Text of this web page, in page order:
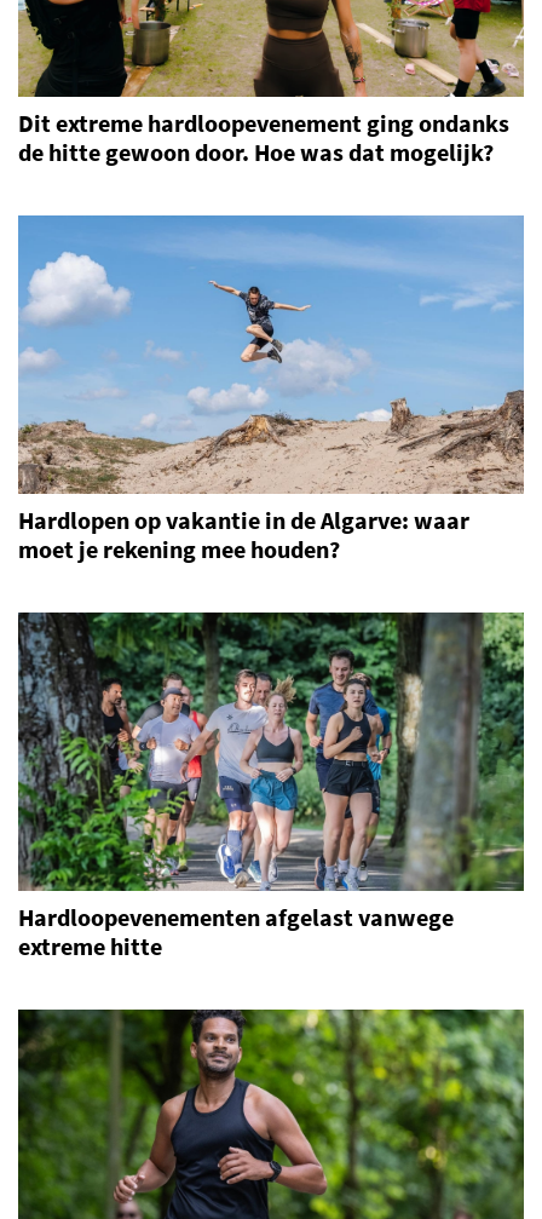
Dit extreme hardloopevenement ging ondanks
de hitte gewoon door. Hoe was dat mogelijk?
Hardlopen op vakantie in de Algarve: waar
moet je rekening mee houden?
Hardloopevenementen afgelast vanwege
extreme hitte